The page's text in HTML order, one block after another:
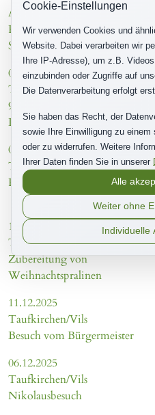
Ausflug ins Taufkirchner
Pfarrheim zum
Seniorenfasching
04.02.2026
Taufkirchen/Vils
90 Jahre gut gelaunt durch‘s
Leben spaziert
03.02.2026
Taufkirchen/Vils
Projekt "Erlebniskissen"
11.12.2025
Taufkirchen/Vils
Zubereitung von
Weihnachtspralinen
11.12.2025
Taufkirchen/Vils
Besuch vom Bürgermeister
06.12.2025
Taufkirchen/Vils
Nikolausbesuch
Cookie-Einstellungen
Wir verwenden Cookies und
Website. Dabei verarbeiten wir
Ihre IP-Adresse), um z.B.
einzubinden oder Zugriffe auf
Die Datenverarbeitung erfolgt
Sie haben das Recht, der
sowie Ihre Einwilligung zu
oder zu widerrufen. Weitere
Ihrer Daten finden Sie in unserer
Alle
Weiter ohne
Individuelle